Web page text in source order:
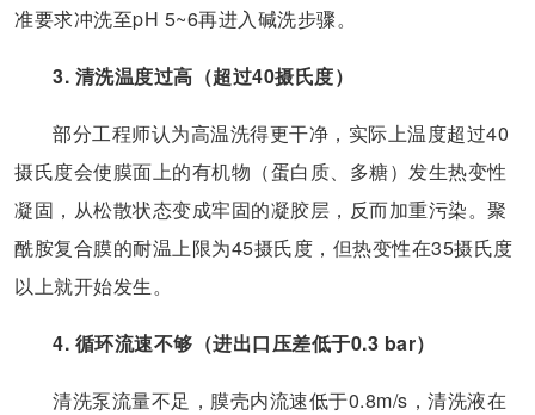
准要求冲洗至pH 5~6再进入碱洗步骤。
3. 清洗温度过高（超过40摄氏度）
部分工程师认为高温洗得更干净，实际上温度超过40
摄氏度会使膜面上的有机物（蛋白质、多糖）发生热变性
凝固，从松散状态变成牢固的凝胶层，反而加重污染。聚
酰胺复合膜的耐温上限为45摄氏度，但热变性在35摄氏度
以上就开始发生。
4. 循环流速不够（进出口压差低于0.3 bar）
清洗泵流量不足，膜壳内流速低于0.8m/s，清洗液在